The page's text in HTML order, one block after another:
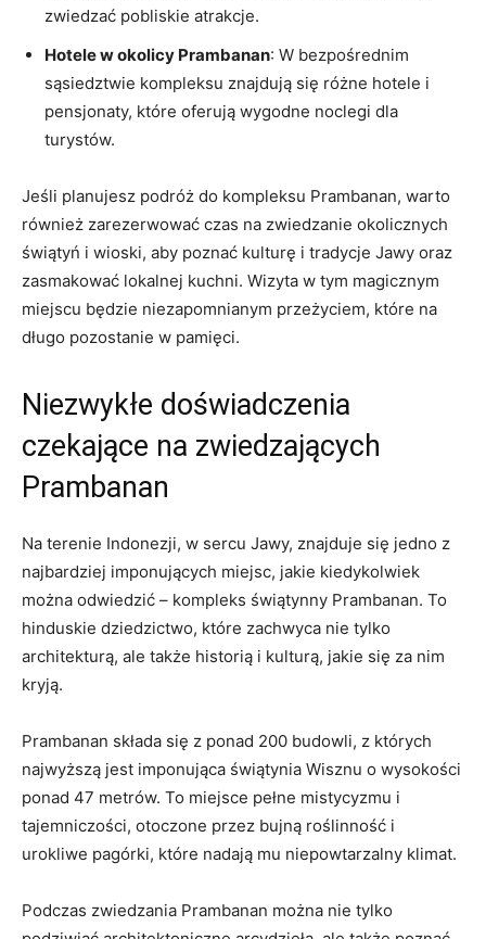
zwiedzać pobliskie atrakcje.
Hotele w okolicy Prambanan: W bezpośrednim
sąsiedztwie kompleksu znajdują się różne hotele i
pensjonaty, które oferują wygodne noclegi dla
turystów.
Jeśli planujesz podróż do kompleksu Prambanan, warto
również zarezerwować czas na zwiedzanie okolicznych
świątyń i wioski, aby poznać kulturę i tradycje Jawy oraz
zasmakować lokalnej kuchni. Wizyta w tym magicznym
miejscu będzie niezapomnianym przeżyciem, które na
długo pozostanie w pamięci.
Niezwykłe doświadczenia
czekające na zwiedzających
Prambanan
Na terenie Indonezji, w sercu Jawy, znajduje się jedno z
najbardziej imponujących miejsc, jakie kiedykolwiek
można odwiedzić – kompleks świątynny Prambanan. To
hinduskie dziedzictwo, które zachwyca nie tylko
architekturą, ale także historią i kulturą, jakie się za nim
kryją.
Prambanan składa się z ponad 200 budowli, z których
najwyższą jest imponująca świątynia Wisznu o wysokości
ponad 47 metrów. To miejsce pełne mistycyzmu i
tajemniczości, otoczone przez bujną roślinność i
urokliwe pagórki, które nadają mu niepowtarzalny klimat.
Podczas zwiedzania Prambanan można nie tylko